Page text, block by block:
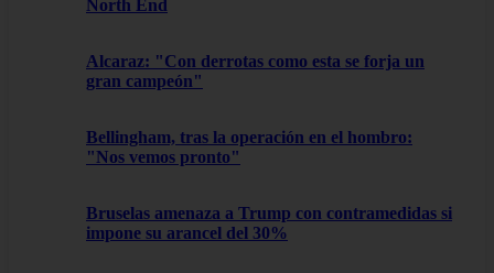
North End
Alcaraz: "Con derrotas como esta se forja un
gran campeón"
Bellingham, tras la operación en el hombro:
"Nos vemos pronto"
Bruselas amenaza a Trump con contramedidas si
impone su arancel del 30%